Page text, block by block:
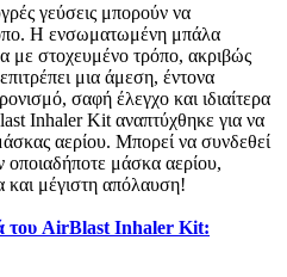
γεύσεις μπορούν να
Η ενσωματωμένη μπάλα
με στοχευμένο τρόπο, ακριβώς
μια άμεση, έντονα
σαφή έλεγχο και ιδιαίτερα
Inhaler Kit αναπτύχθηκε για να
αερίου. Μπορεί να συνδεθεί
οποιαδήποτε μάσκα αερίου,
και μέγιστη απόλαυση!
του AirBlast Inhaler Kit: